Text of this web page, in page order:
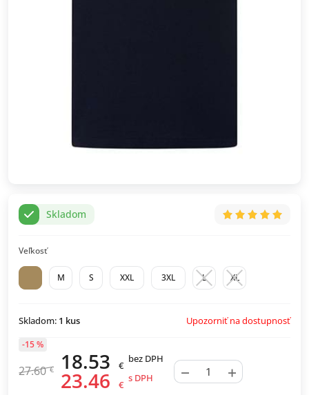
Skladom
Veľkosť
M S XXL 3XL L XL
Skladom: 1 kus Upozorniť na dostupnosť
27.60 € 18.53 €
bez DPH
23.46 €
s DPH
-15 %
− +